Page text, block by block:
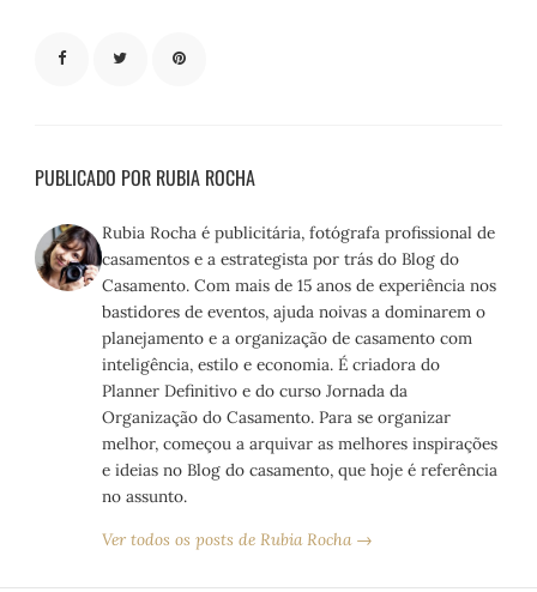
PUBLICADO POR RUBIA ROCHA
Rubia Rocha é publicitária, fotógrafa profissional de
casamentos e a estrategista por trás do Blog do
Casamento. Com mais de 15 anos de experiência nos
bastidores de eventos, ajuda noivas a dominarem o
planejamento e a organização de casamento com
inteligência, estilo e economia. É criadora do
Planner Definitivo e do curso Jornada da
Organização do Casamento. Para se organizar
melhor, começou a arquivar as melhores inspirações
e ideias no Blog do casamento, que hoje é referência
no assunto.
Ver todos os posts de Rubia Rocha →